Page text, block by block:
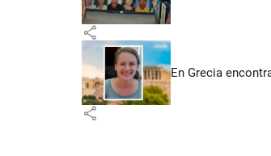
share
En Grecia
share